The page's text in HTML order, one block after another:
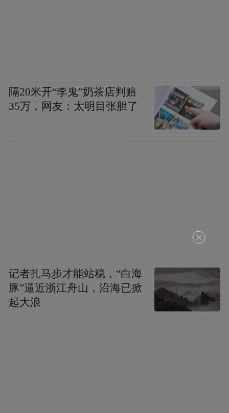
隔20米开“李鬼”奶茶店判赔
35万，网友：太明目张胆了
记者扎马步才能站稳，“白海
豚”逼近浙江舟山，沿海已掀
起大浪